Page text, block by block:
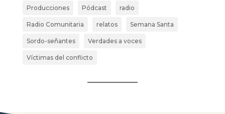
Producciones Pódcast radio
Radio Comunitaria relatos Semana Santa
Sordo-señantes Verdades a voces
Víctimas del conflicto